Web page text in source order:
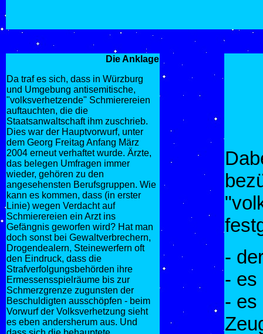
Die Anklage
Da traf es sich, dass in Würzburg
und Umgebung antisemitische,
"volksverhetzende" Schmierereien
auftauchten, die die
Staatsanwaltschaft ihm zuschrieb.
Dies war der Hauptvorwurf, unter
dem Georg Freitag Anfang März
2004 erneut verhaftet wurde. Ärzte,
das belegen Umfragen immer
wieder, gehören zu den
angesehensten Berufsgruppen. Wie
kann es kommen, dass (in erster
Linie) wegen Verdacht auf
Schmierereien ein Arzt ins
Gefängnis geworfen wird? Hat man
doch sonst bei Gewaltverbrechern,
Drogendealern, Steinewerfern oft
den Eindruck, dass die
Strafverfolgungsbehörden ihre
Ermessensspielräume bis zur
Schmerzgrenze zugunsten der
Beschuldigten ausschöpfen - beim
Vorwurf der Volksverhetzung sieht
es eben andersherum aus. Und
-
- es
- es